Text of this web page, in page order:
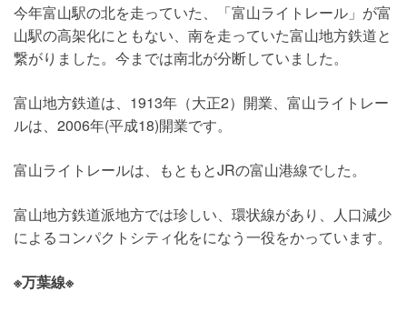
今年富山駅の北を走っていた、「富山ライトレール」が富
山駅の高架化にともない、南を走っていた富山地方鉄道と
繋がりました。今までは南北が分断していました。
富山地方鉄道は、1913年（大正2）開業、富山ライトレー
ルは、2006年(平成18)開業です。
富山ライトレールは、もともとJRの富山港線でした。
富山地方鉄道派地方では珍しい、環状線があり、人口減少
によるコンパクトシティ化をになう一役をかっています。
※万葉線※